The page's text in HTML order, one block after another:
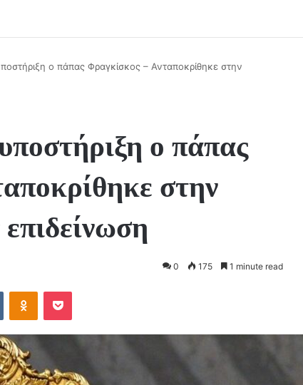
ο πάπας Φραγκίσκος – Ανταποκρίθηκε στην
ο πάπας
στην
0 175 1 minute read
VKontakteOdnoklassniki
Pocket